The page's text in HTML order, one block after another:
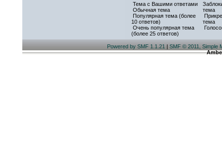
Тема с Вашими ответами
Обычная тема
Популярная тема (более
10 ответов)
Очень популярная тема
(более 25 ответов)
тема
тема
Powered by SMF 1.1.21 | SMF © 2011, Simple